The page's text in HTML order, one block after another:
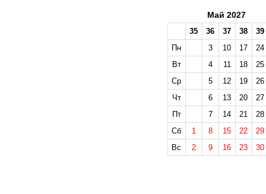
Май 2027
35 36 37 38
39
Пн
3 10 17
24
Вт
4 11 18
25
Ср
5 12 19
26
Чт
6 13 20
27
Пт
7 14 21
28
Сб
1 8 15 22
29
Вс
2 9 16 23 30